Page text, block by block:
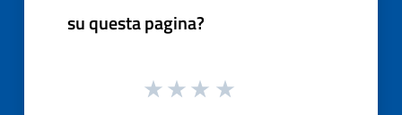
su questa pagina?